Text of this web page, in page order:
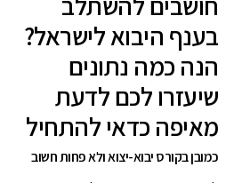
בענף היבוא לישראל?
הנה כמה נתונים
שיעזרו לכם לדעת
מאיפה כדאי להתחיל
כמובן בקורס יבוא-יצוא ולא פחות חשוב